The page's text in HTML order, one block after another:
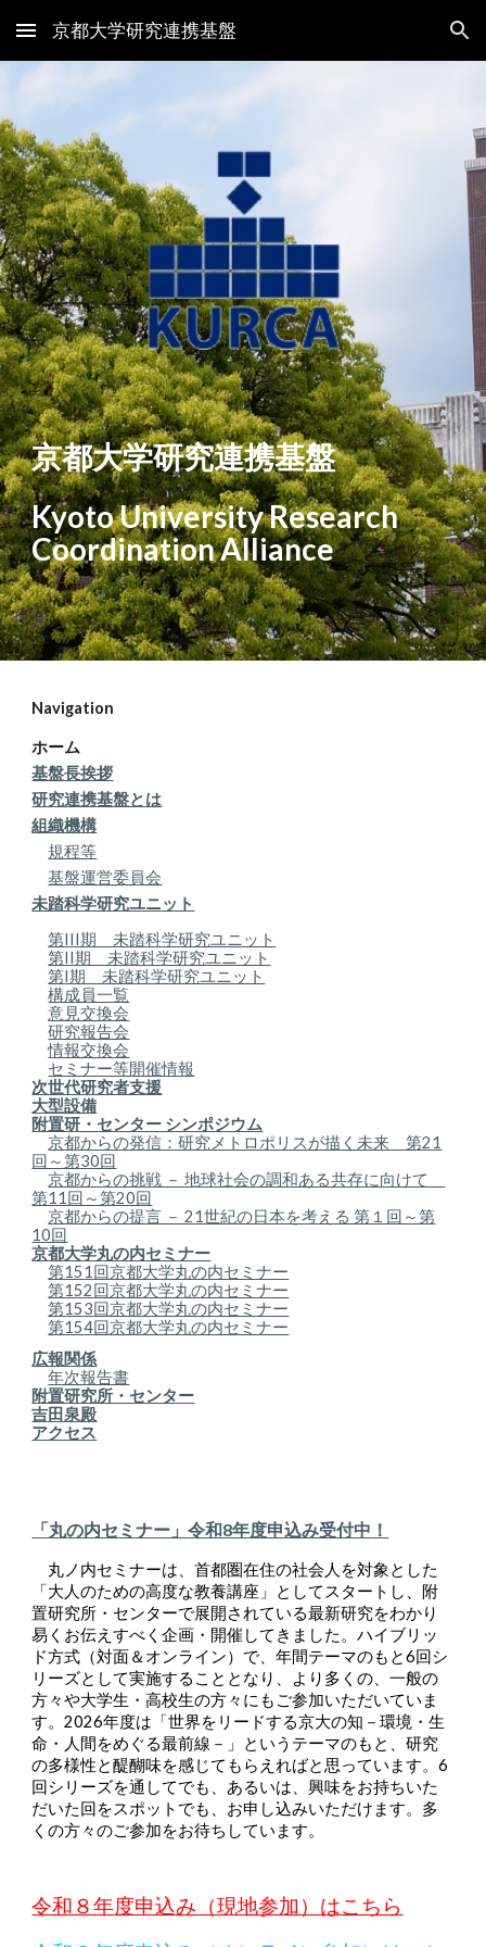
Skip to main content Skip to navigation
京都大学研究連携基盤
京都大学研究連携基盤
Kyoto University Research
Coordination Alliance
Navigation
ホーム
基盤長挨拶
研究連携基盤とは
組織機構
規程等
基盤運営委員会
未踏科学研究ユニット
第III期 未踏科学研究ユニット
第II期 未踏科学研究ユニット
第I期 未踏科学研究ユニット
構成員一覧
意見交換会
研究報告会
情報交換会
セミナー等開催情報
次世代研究者支援
大型設備
附置研・センター シンポジウム
京都からの発信：研究メトロポリスが描く未来
第21
回～第30回
京都からの挑戦 － 地球社会の調和ある共存に向けて
第11回～第20回
京都からの提言 － 21世紀の日本を考える 第１回～第
10回
京都大学丸の内セミナー
第151回京都大学丸の内セミナー
第152回京都大学丸の内セミナー
第153回京都大学丸の内セミナー
第154回京都大学丸の内セミナー
広報関係
年次報告書
附置研究所・センター
吉田泉殿
アクセス
「丸の内セミナー」令和8年度申込み受付中 ！
丸ノ内セミナーは、首都圏在住の社会人を対象とした
「大人のための高度な教養講座」としてスタートし、附
置研究所・センターで展開されている最新研究をわかり
易くお伝えすべく企画・開催してきました。ハイブリッ
ド方式（対面＆オンライン）で、年間テーマのもと6回シ
リーズとして実施することとなり、より多くの、一般の
方々や大学生・高校生の方々にもご参加いただいていま
す。2026年度は「世界をリードする京大の知－環境・生
命・人間をめぐる最前線－」というテーマのもと、研究
の多様性と醍醐味を感じてもらえればと思っています。6
回シリーズを通してでも、あるいは、興味をお持ちいた
だいた回をスポットでも、お申し込みいただけます。多
くの方々のご参加をお待ちしています。
令和８年度申込み（現地参加）はこちら